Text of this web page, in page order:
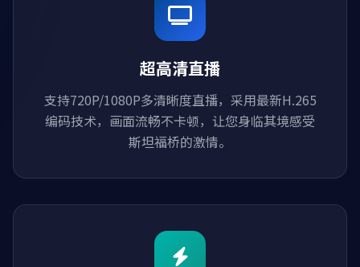
超高清直播
支持720P/1080P多清晰度直播，采用最新H.265
编码技术，画面流畅不卡顿，让您身临其境感受
斯坦福桥的激情。